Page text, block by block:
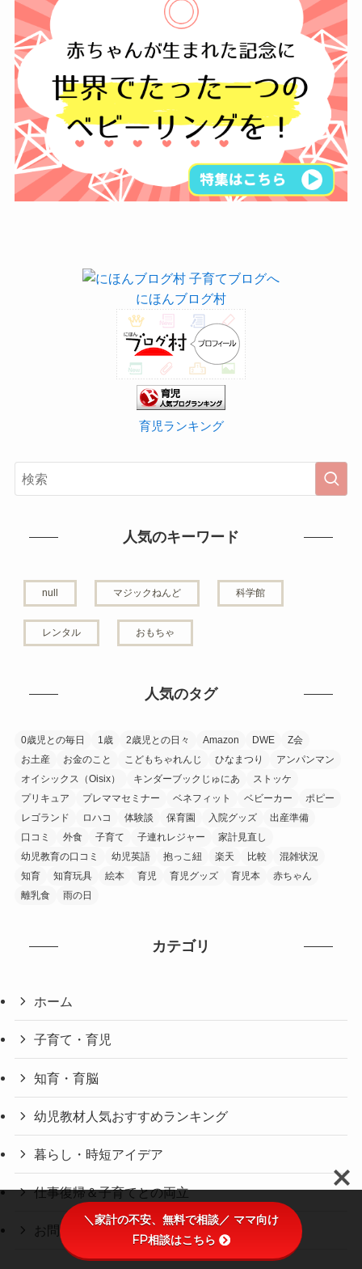
にほんブログ村
育児ランキング
人気のキーワード
null マジックねんど 科学館
レンタル おもちゃ
人気のタグ
0歳児との毎日 1歳 2歳児との日々 Amazon DWE
Z会
お土産
お金のこと こどもちゃれんじ ひなまつり
アンパンマン
オイシックス（Oisix）
キンダーブックじゅにあ
ストッケ
プリキュア
プレママセミナー ベネフィット ベビーカー
ポピー
レゴランド
ロハコ 体験談 保育園 入院グッズ
出産準備
口コミ
外食 子育て 子連れレジャー
家計見直し
幼児教育の口コミ
幼児英語 抱っこ紐 楽天 比較
混雑状況
知育
知育玩具 絵本 育児 育児グッズ 育児本
赤ちゃん
離乳食
雨の日
カテゴリ
ホーム
子育て・育児
知育・育脳
幼児教材人気おすすめランキング
暮らし・時短アイデア
仕事復帰＆子育てとの両立
お問い合わせ
＼家計の不安、無料で相談／ ママ向け
FP相談はこちら